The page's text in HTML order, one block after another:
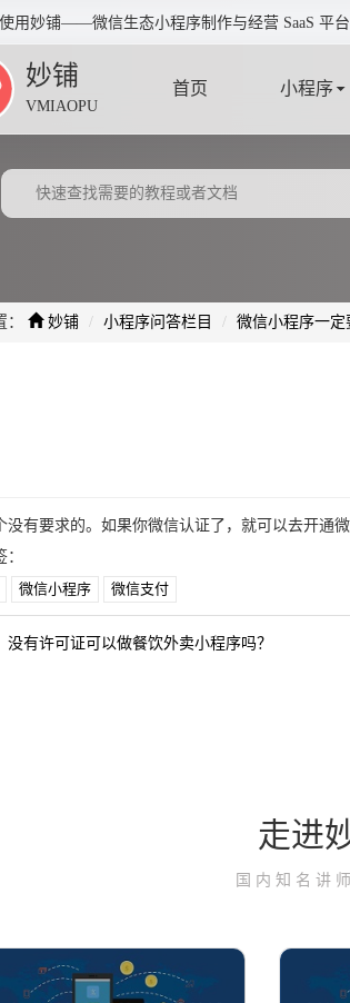
用妙铺——微信生态小程序制作与经营 SaaS 平台
妙铺
VMIAOPU
首页
HOME
小程序
： 妙铺 小程序问答栏目 微信小程序一定
没有要求的。如果你微信认证了，就可以去开通
微信小程序 微信支付
没有许可证可以做餐饮外卖小程序吗？
走进
国内知名讲